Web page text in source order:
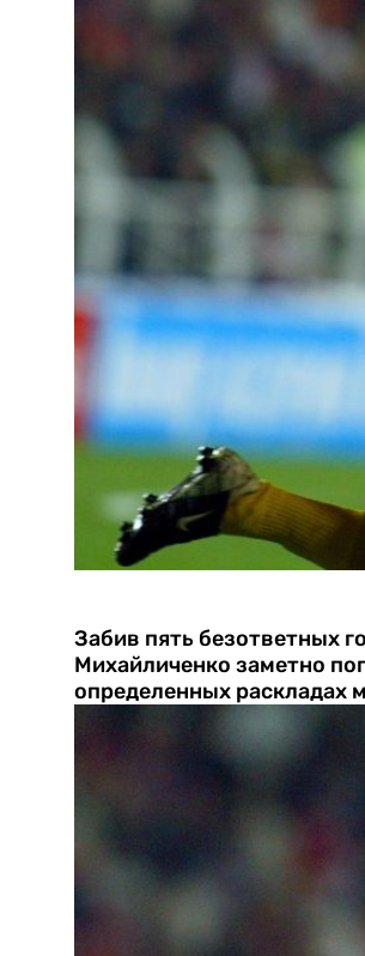
Забив пять безответных
Михайличенко заметно
определенных раскладах